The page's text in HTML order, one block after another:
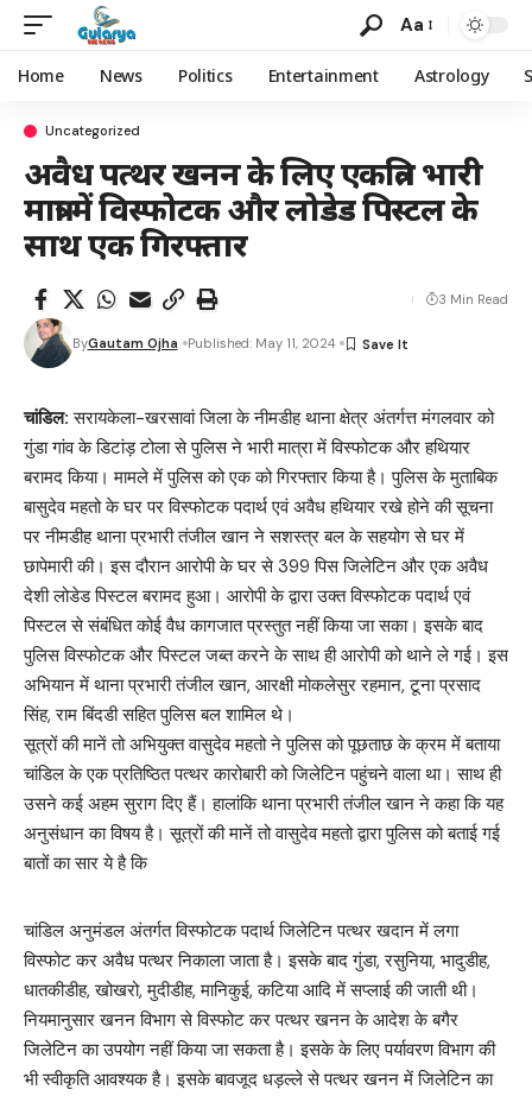
Aa
Home News Politics Entertainment Astrology
Uncategorized
अवैध पत्थर खनन के लिए एकत्रित भारी
मात्रा में विस्फोटक और लोडेड पिस्टल के
साथ एक गिरफ्तार
ByGautam Ojha Published: May 11, 2024
3 Min Read
चांडिल: सरायकेला-खरसावां जिला के नीमडीह थाना क्षेत्र अंतर्गत्त मंगलवार को
गुंडा गांव के डिटांड़ टोला से पुलिस ने भारी मात्रा में विस्फोटक और हथियार
बरामद किया। मामले में पुलिस को एक को गिरफ्तार किया है। पुलिस के मुताबिक
बासुदेव महतो के घर पर विस्फोटक पदार्थ एवं अवैध हथियार रखे होने की सूचना
पर नीमडीह थाना प्रभारी तंजील खान ने सशस्त्र बल के सहयोग से घर में
छापेमारी की। इस दौरान आरोपी के घर से 399 पिस जिलेटिन और एक अवैध
देशी लोडेड पिस्टल बरामद हुआ। आरोपी के द्वारा उक्त विस्फोटक पदार्थ एवं
पिस्टल से संबंधित कोई वैध कागजात प्रस्तुत नहीं किया जा सका। इसके बाद
पुलिस विस्फोटक और पिस्टल जब्त करने के साथ ही आरोपी को थाने ले गई। इस
अभियान में थाना प्रभारी तंजील खान, आरक्षी मोकलेसुर रहमान, टूना प्रसाद
सिंह, राम बिंदडी सहित पुलिस बल शामिल थे।
सूत्रों की मानें तो अभियुक्त वासुदेव महतो ने पुलिस को पूछताछ के क्रम में बताया
चांडिल के एक प्रतिष्ठित पत्थर कारोबारी को जिलेटिन पहुंचने वाला था। साथ ही
उसने कई अहम सुराग दिए हैं। हालांकि थाना प्रभारी तंजील खान ने कहा कि यह
अनुसंधान का विषय है। सूत्रों की मानें तो वासुदेव महतो द्वारा पुलिस को बताई गई
बातों का सार ये है कि
चांडिल अनुमंडल अंतर्गत विस्फोटक पदार्थ जिलेटिन पत्थर खदान में लगा
विस्फोट कर अवैध पत्थर निकाला जाता है। इसके बाद गुंडा, रसुनिया, भादुडीह,
धातकीडीह, खोखरो, मुदीडीह, मानिकुई, कटिया आदि में सप्लाई की जाती थी।
नियमानुसार खनन विभाग से विस्फोट कर पत्थर खनन के आदेश के बगैर
जिलेटिन का उपयोग नहीं किया जा सकता है। इसके के लिए पर्यावरण विभाग की
भी स्वीकृति आवश्यक है। इसके बावजूद धड़ल्ले से पत्थर खनन में जिलेटिन का